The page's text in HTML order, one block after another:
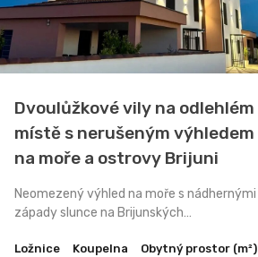
Dvoulůžkové vily na odlehlém
místě s nerušeným výhledem
na moře a ostrovy Brijuni
Neomezený výhled na moře s nádhernými
západy slunce na Brijunských…
Ložnice
Koupelna
Obytný prostor (m²)